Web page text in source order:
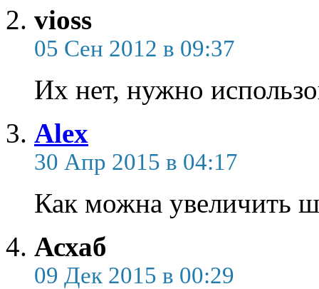
vioss
05 Сен 2012 в 09:37
Их нет, нужно
Alex
30 Апр 2015 в 04:17
Как можна увеличить
Асхаб
09 Дек 2015 в 00:29